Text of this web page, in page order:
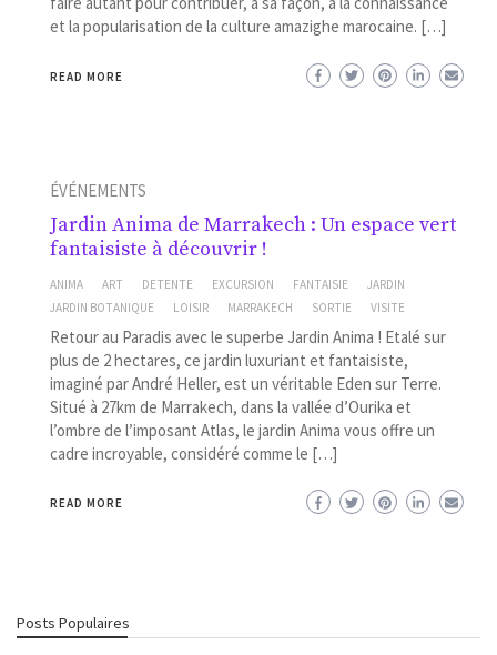
et la popularisation de la culture amazighe marocaine. […]
READ MORE
ÉVÉNEMENTS
Jardin Anima de Marrakech : Un espace vert
fantaisiste à découvrir !
ANIMA ART DETENTE EXCURSION FANTAISIE
JARDIN
JARDIN BOTANIQUE
LOISIR MARRAKECH SORTIE VISITE
Retour au Paradis avec le superbe Jardin Anima ! Etalé sur
plus de 2 hectares, ce jardin luxuriant et fantaisiste,
imaginé par André Heller, est un véritable Eden sur Terre.
Situé à 27km de Marrakech, dans la vallée d’Ourika et
l’ombre de l’imposant Atlas, le jardin Anima vous offre un
cadre incroyable, considéré comme le […]
READ MORE
Posts Populaires